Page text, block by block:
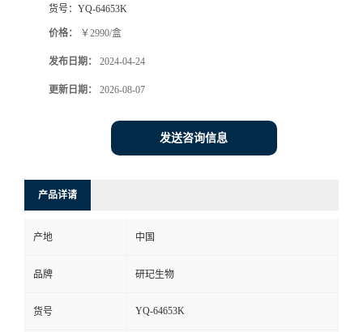
货号： YQ-64653K
价格： ￥2990/盒
发布日期： 2024-04-24
更新日期： 2026-08-07
发送咨询信息
产品详请
产地 中国
品牌 研玘生物
货号 YQ-64653K